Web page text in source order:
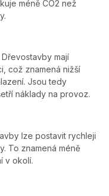
méně CO2 než
Dřevostavby mají
což znamená nižší
Jsou tedy
náklady na provoz.
lze postavit rychleji
To znamená méně
v okolí.